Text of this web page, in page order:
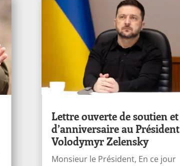
Lettre ouverte de soutien et
d’anniversaire au Président
Volodymyr Zelensky
Monsieur le Président, En ce jour